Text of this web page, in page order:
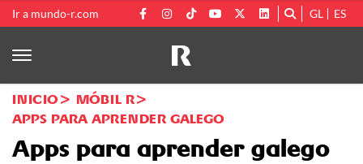
Ir a mundo-r.com GL ES
INICIO
MÓBIL R
APPS PARA APRENDER GALEGO
Apps para aprender galego